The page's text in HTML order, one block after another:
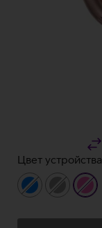
Цвет
синийсерый